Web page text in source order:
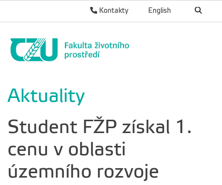
English
Kontakty
Aktuality
Student FŽP získal 1.
cenu v oblasti
územního rozvoje